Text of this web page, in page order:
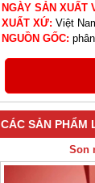
NGÀY SẢN XUẤT
XUẤT XỨ: Việt
NGUỒN GỐC:
CÁC SẢN PHẨM
Son